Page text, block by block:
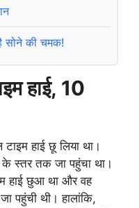
सोने की चमक!
हाई, 10
हाई छू लिया था।
स्तर तक जा पहुंचा था।
हाई छुआ था और वह
पहुंची थी। हालांकि,